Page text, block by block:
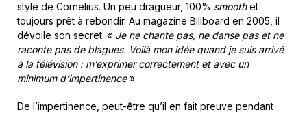
style de Cornelius. Un peu dragueur, 100% smoothet
toujours prêt à rebondir. Au magazine Billboard en 2005, il
dévoile son secret: « Je ne chante pas, ne danse pas et ne
raconte pas de blagues. Voilà mon idée quand je suis arrivé
à la télévision : m’exprimer correctement et avec un
minimum d’impertinence».
De l’impertinence, peut-être qu’il en fait preuve pendant